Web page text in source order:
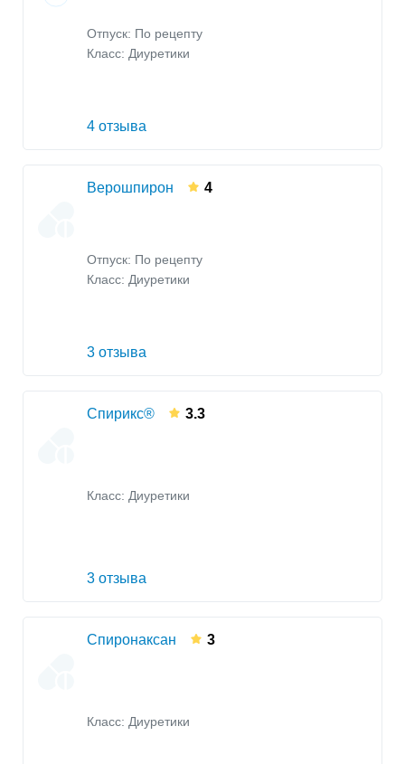
Отпуск: По рецепту
Класс: Диуретики
4 отзыва
Верошпирон 4
Отпуск: По рецепту
Класс: Диуретики
3 отзыва
Спирикс® 3.3
Класс: Диуретики
3 отзыва
Спиронаксан 3
Класс: Диуретики